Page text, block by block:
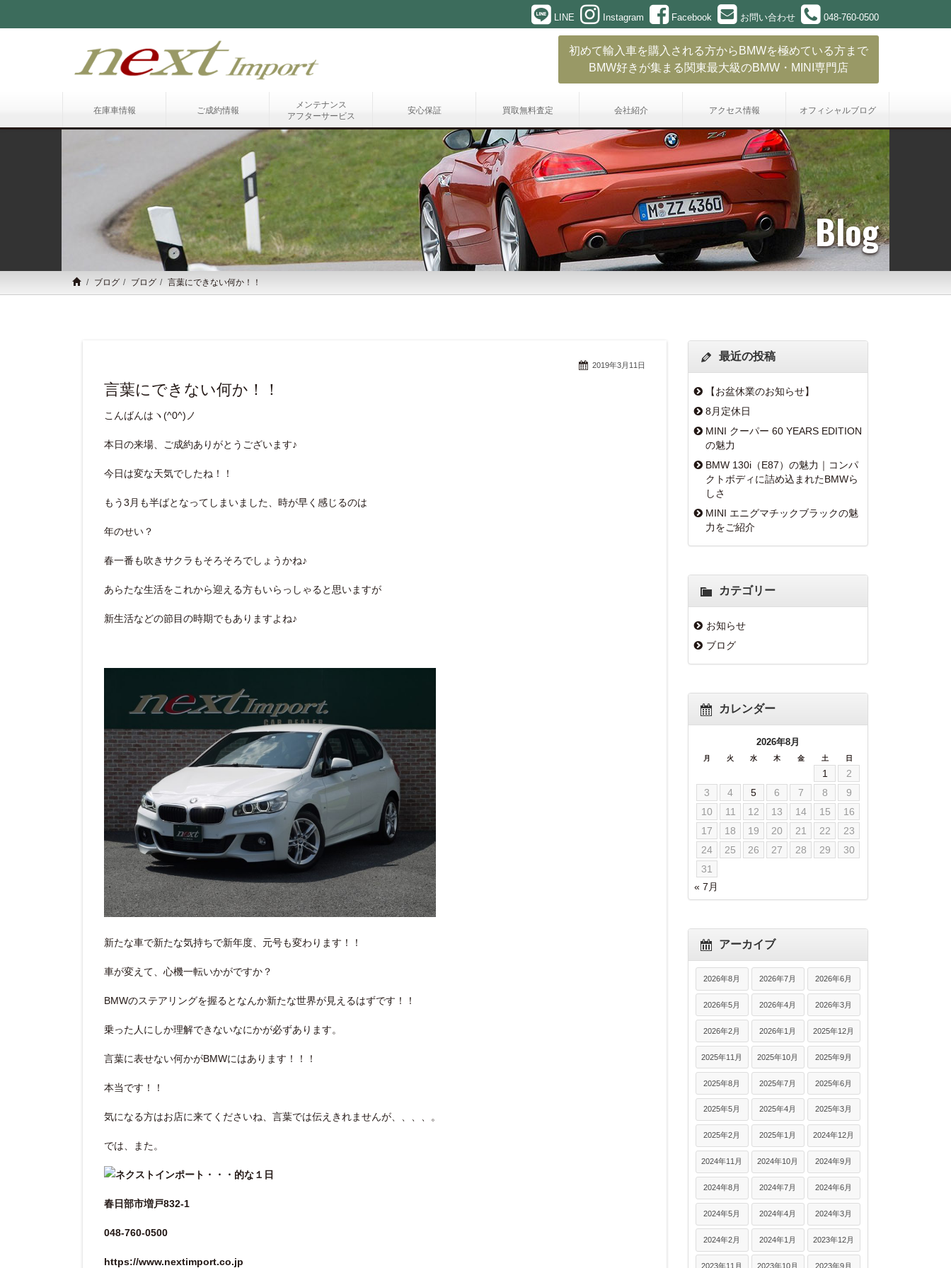
LINE Instagram Facebook お問い合わせ 048-760-0500
初めて輸入車を購入される方からBMWを極めている方まで
BMW好きが集まる関東最大級のBMW・MINI専門店
在庫車情報 ご成約情報
メンテナンス
アフターサービス
安心保証 買取無料査定 会社紹介 アクセス情報 オフィシャルブログ
Blog
ブログ ブログ 言葉にできない何か！！
2019年3月11日
言葉にできない何か！！
こんばんはヽ(^0^)ノ
本日の来場、ご成約ありがとうございます♪
今日は変な天気でしたね！！
もう3月も半ばとなってしまいました、時が早く感じるのは
年のせい？
春一番も吹きサクラもそろそろでしょうかね♪
あらたな生活をこれから迎える方もいらっしゃると思いますが
新生活などの節目の時期でもありますよね♪
新たな車で新たな気持ちで新年度、元号も変わります！！
車が変えて、心機一転いかがですか？
BMWのステアリングを握るとなんか新たな世界が見えるはずです！！
乗った人にしか理解できないなにかが必ずあります。
言葉に表せない何かがBMWにはあります！！！
本当です！！
気になる方はお店に来てくださいね、言葉では伝えきれませんが、、、、。
では、また。
春日部市増戸832-1
048-760-0500
https://www.nextimport.co.jp
最近の投稿
【お盆休業のお知らせ】
8月定休日
MINI クーパー 60 YEARS EDITION
の魅力
BMW 130i（E87）の魅力｜コンパ
クトボディに詰め込まれたBMWら
しさ
MINI エニグマチックブラックの魅
力をご紹介
カテゴリー
お知らせ
ブログ
カレンダー
2026年8月
月 火 水 木 金 土 日
1
2
3
4 5 6 7 8
9
10
11 12 13 14 15
16
17
18 19 20 21 22
23
24
25 26 27 28 29
30
31
« 7月
アーカイブ
2026年8月 2026年7月 2026年6月
2026年5月 2026年4月 2026年3月
2026年2月 2026年1月 2025年12月
2025年11月 2025年10月 2025年9月
2025年8月 2025年7月 2025年6月
2025年5月 2025年4月 2025年3月
2025年2月 2025年1月 2024年12月
2024年11月 2024年10月 2024年9月
2024年8月 2024年7月 2024年6月
2024年5月 2024年4月 2024年3月
2024年2月 2024年1月 2023年12月
2023年11月 2023年10月 2023年9月